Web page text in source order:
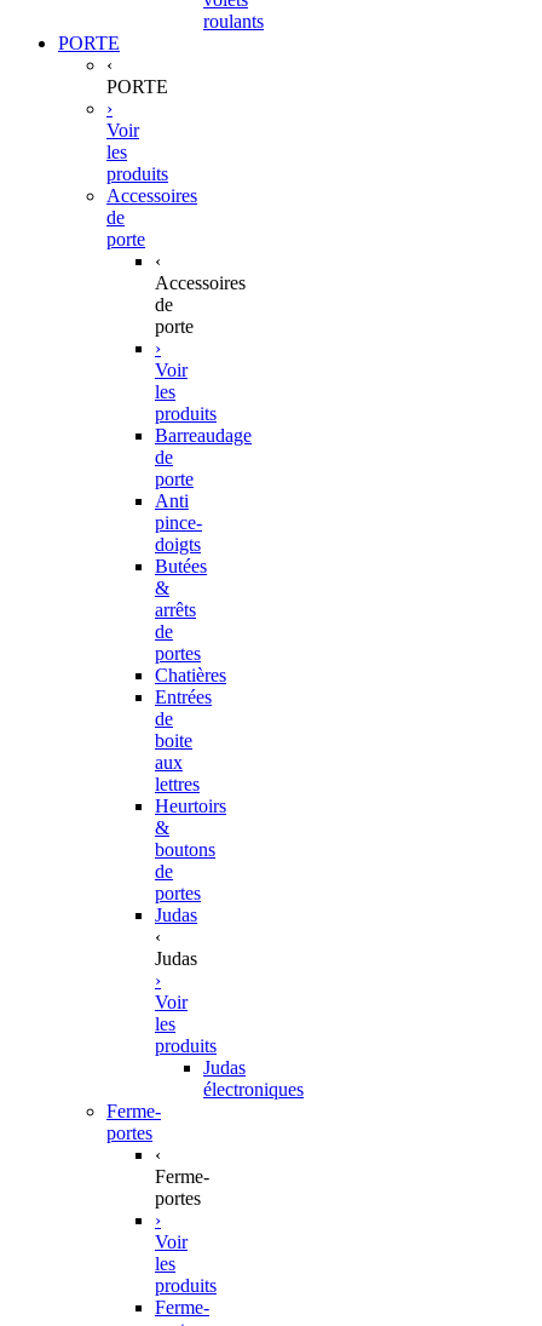
roulants
PORTE
‹
PORTE
›
Voir
les
produits
Accessoires
de
porte
‹
Accessoires
de
porte
›
Voir
les
produits
Barreaudage
de
porte
Anti
pince-
doigts
Butées
&
arrêts
de
portes
Chatières
Entrées
de
boite
aux
lettres
Heurtoirs
&
boutons
de
portes
Judas
‹
Judas
›
Voir
les
produits
Judas
électroniques
Ferme-
portes
‹
Ferme-
portes
›
Voir
les
produits
Ferme-